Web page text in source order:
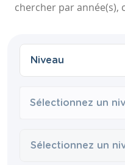
chercher par année(s),
Sélectionnez un